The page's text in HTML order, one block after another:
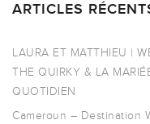
ARTICLES
LAURA ET MATTHIEU |
THE QUIRKY & LA
QUOTIDIEN
Cameroun – Destination